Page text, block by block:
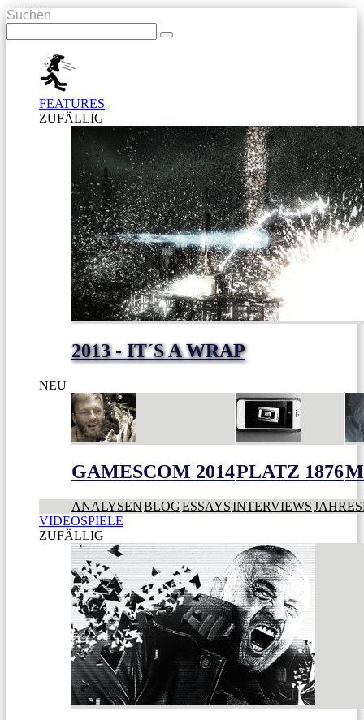
Suchen
FEATURES
ZUFÄLLIG
2013 - IT´S A WRAP
NEU
GAMESCOM 2014PLATZ 1876
ANALYSENBLOGESSAYSINTERVIEWS
VIDEOSPIELE
ZUFÄLLIG